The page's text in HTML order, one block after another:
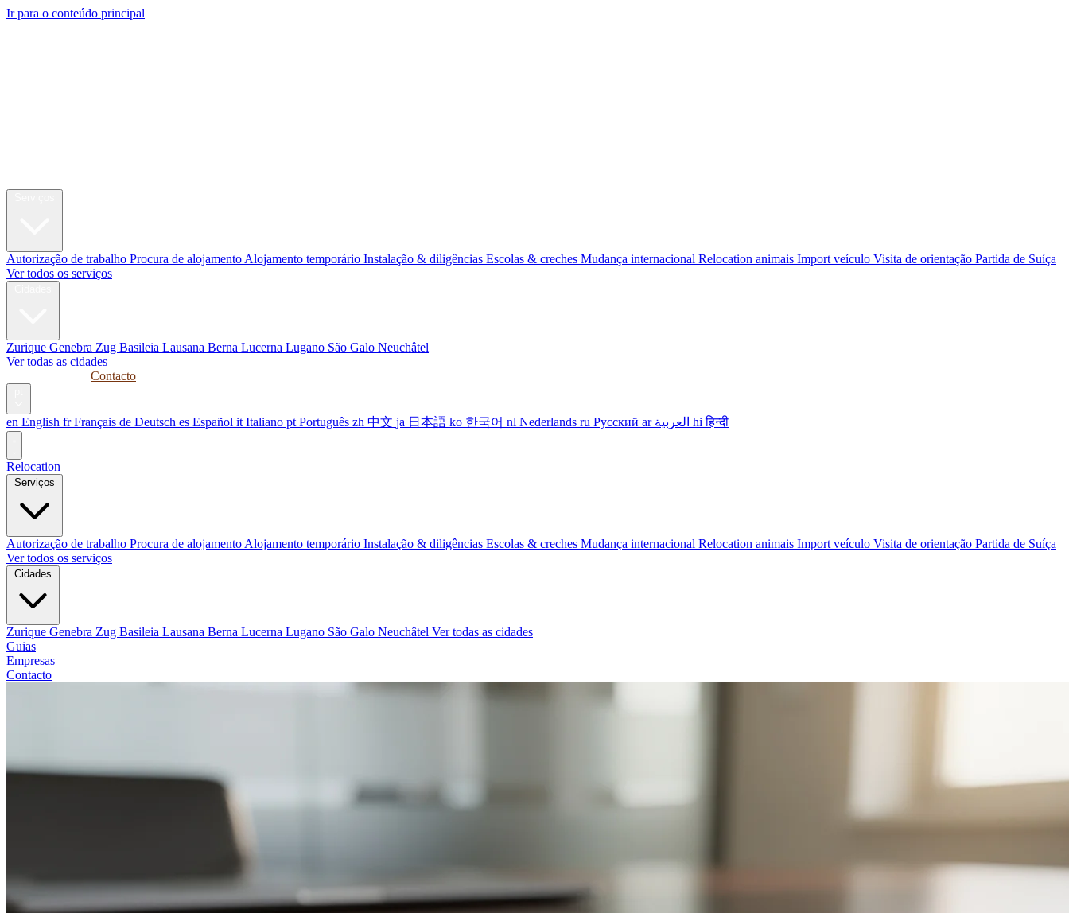
Ir para o conteúdo principal
Autorização de trabalho Procura de alojamento Alojamento temporário Instalação & diligências Escolas & creches Mudança internacional Relocation animais Import veículo Visita de orientação Partida de Suíça
Ver todos os serviços
Zurique Genebra Zug Basileia Lausana Berna Lucerna Lugano São Galo Neuchâtel
Ver todas as cidades
Contacto
en English fr Français de Deutsch es Español it Italiano pt Português zh 中文 ja 日本語 ko 한국어 nl Nederlands ru Русский ar العربية hi हिन्दी
Relocation
Serviços
Autorização de trabalho Procura de alojamento Alojamento temporário Instalação & diligências Escolas & creches Mudança internacional Relocation animais Import veículo Visita de orientação Partida de Suíça
Ver todos os serviços
Cidades
Zurique Genebra Zug Basileia Lausana Berna Lucerna Lugano São Galo Neuchâtel Ver todas as cidades
Guias
Empresas
Contacto